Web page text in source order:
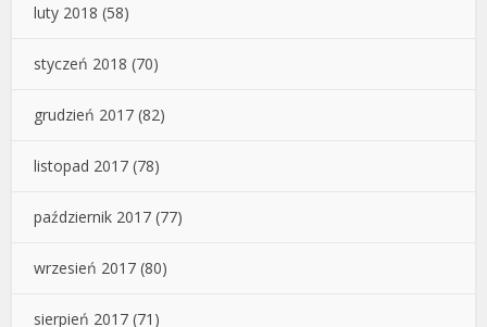
luty 2018 (58)
styczeń 2018 (70)
grudzień 2017 (82)
listopad 2017 (78)
październik 2017 (77)
wrzesień 2017 (80)
sierpień 2017 (71)